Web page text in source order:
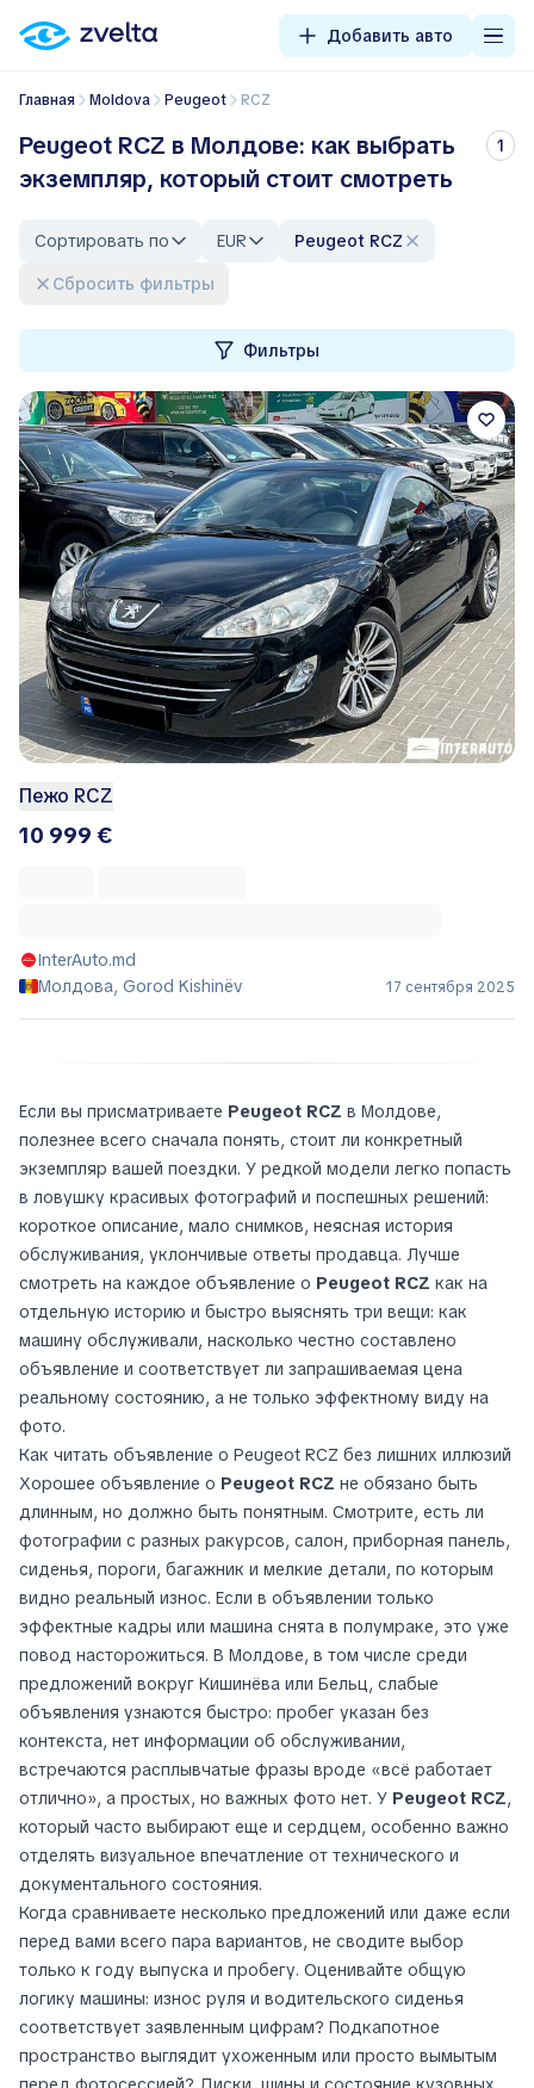
Добавить авто
Главная Moldova Peugeot RCZ
Peugeot RCZ в Молдове: как выбрать
экземпляр, который стоит смотреть
1
Сортировать по EUR
Peugeot RCZ
Сбросить фильтры
Фильтры
Пежо RCZ
10 999 €
InterAuto.md
Молдова, Gorod Kishinëv
17 сентября 2025
Если вы присматриваете Peugeot RCZ в Молдове,
полезнее всего сначала понять, стоит ли конкретный
экземпляр вашей поездки. У редкой модели легко попасть
в ловушку красивых фотографий и поспешных решений:
короткое описание, мало снимков, неясная история
обслуживания, уклончивые ответы продавца. Лучше
смотреть на каждое объявление о Peugeot RCZ как на
отдельную историю и быстро выяснять три вещи: как
машину обслуживали, насколько честно составлено
объявление и соответствует ли запрашиваемая цена
реальному состоянию, а не только эффектному виду на
фото.
Как читать объявление о Peugeot RCZ без лишних иллюзий
Хорошее объявление о Peugeot RCZ не обязано быть
длинным, но должно быть понятным. Смотрите, есть ли
фотографии с разных ракурсов, салон, приборная панель,
сиденья, пороги, багажник и мелкие детали, по которым
видно реальный износ. Если в объявлении только
эффектные кадры или машина снята в полумраке, это уже
повод насторожиться. В Молдове, в том числе среди
предложений вокруг Кишинёва или Бельц, слабые
объявления узнаются быстро: пробег указан без
контекста, нет информации об обслуживании,
встречаются расплывчатые фразы вроде «всё работает
отлично», а простых, но важных фото нет. У Peugeot RCZ,
который часто выбирают еще и сердцем, особенно важно
отделять визуальное впечатление от технического и
документального состояния.
Когда сравниваете несколько предложений или даже если
перед вами всего пара вариантов, не сводите выбор
только к году выпуска и пробегу. Оценивайте общую
логику машины: износ руля и водительского сиденья
соответствует заявленным цифрам? Подкапотное
пространство выглядит ухоженным или просто вымытым